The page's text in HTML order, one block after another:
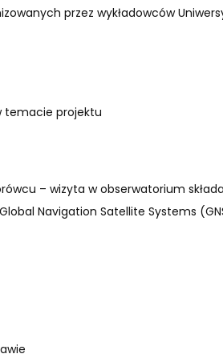
przez wykładowców
temacie projektu
– wizyta w obserwatorium
Navigation Satellite Systems